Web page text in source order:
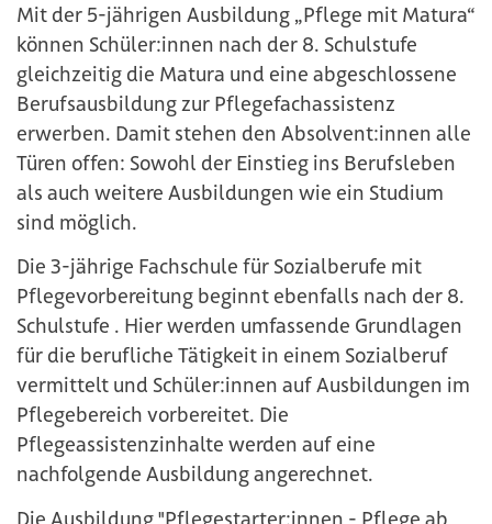
Mit der 5-jährigen Ausbildung „Pflege mit Matura“
können Schüler:innen nach der 8. Schulstufe
gleichzeitig die Matura und eine abgeschlossene
Berufsausbildung zur Pflegefachassistenz
erwerben. Damit stehen den Absolvent:innen alle
Türen offen: Sowohl der Einstieg ins Berufsleben
als auch weitere Ausbildungen wie ein Studium
sind möglich.
Die 3-jährige Fachschule für Sozialberufe mit
Pflegevorbereitung beginnt ebenfalls nach der 8.
Schulstufe . Hier werden umfassende Grundlagen
für die berufliche Tätigkeit in einem Sozialberuf
vermittelt und Schüler:innen auf Ausbildungen im
Pflegebereich vorbereitet. Die
Pflegeassistenzinhalte werden auf eine
nachfolgende Ausbildung angerechnet.
Die Ausbildung "Pflegestarter:innen - Pflege ab